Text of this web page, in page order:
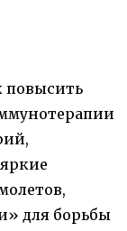
повысить
для борьбы